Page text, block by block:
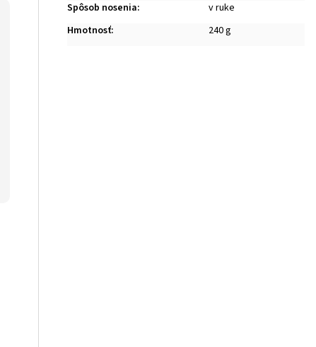
Spôsob nosenia:
v ruke
Hmotnosť: 240 g